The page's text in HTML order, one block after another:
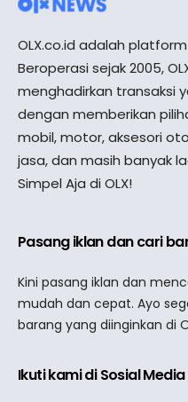
OLX.co.id adalah
Beroperasi sejak 2005,
menghadirkan transaksi
dengan memberikan
mobil, motor, aksesori
jasa, dan masih banyak
Simpel Aja di OLX!
Pasang iklan dan cari
Kini pasang iklan dan
mudah dan cepat. Ayo
barang yang diinginkan di
Ikuti kami di Sosial